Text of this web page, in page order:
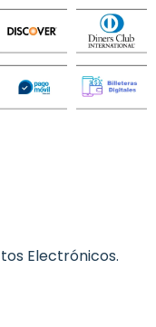
Electrónicos.